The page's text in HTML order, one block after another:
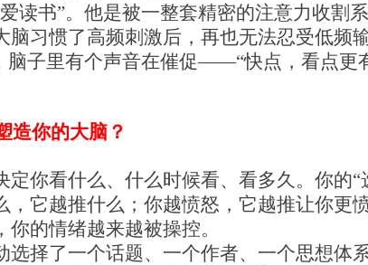
读书”。他是被一整套精密的注意力收割
习惯了高频刺激后，再也无法忍受低频
子里有个声音在催促——“快点，看点更
造你的大脑？
你看什么、什么时候看、看多久。你的“
它越推什么；你越愤怒，它越推让你更
的情绪越来越被操控。
择了一个话题、一个作者、一个思想体